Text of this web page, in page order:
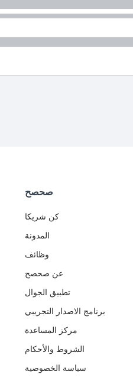
صحصح
كن شريكا
المدونة
وظائف
عن صحصح
تطبيق الجوال
برنامج الاصدار التجريبي
مركز المساعدة
الشروط والأحكام
سياسة الخصوصية